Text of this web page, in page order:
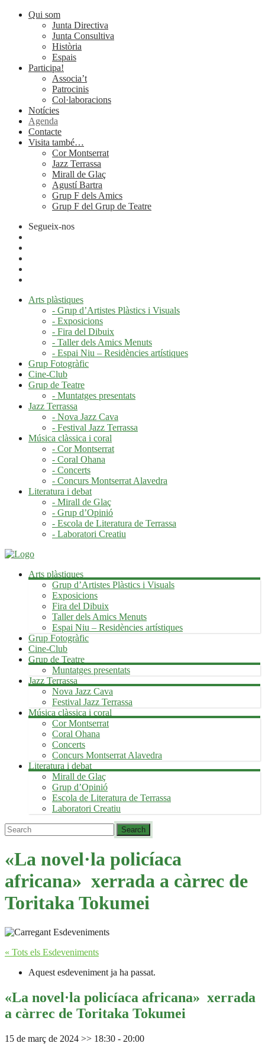
Qui som
Junta Directiva
Junta Consultiva
Història
Espais
Participa!
Associa’t
Patrocinis
Col·laboracions
Notícies
Agenda
Contacte
Visita també…
Cor Montserrat
Jazz Terrassa
Mirall de Glaç
Agustí Bartra
Grup F dels Amics
Grup F del Grup de Teatre
Segueix-nos
Arts plàstiques
- Grup d’Artistes Plàstics i Visuals
- Exposicions
- Fira del Dibuix
- Taller dels Amics Menuts
- Espai Niu – Residències artístiques
Grup Fotogràfic
Cine-Club
Grup de Teatre
- Muntatges presentats
Jazz Terrassa
- Nova Jazz Cava
- Festival Jazz Terrassa
Música clàssica i coral
- Cor Montserrat
- Coral Ohana
- Concerts
- Concurs Montserrat Alavedra
Literatura i debat
- Mirall de Glaç
- Grup d’Opinió
- Escola de Literatura de Terrassa
- Laboratori Creatiu
Arts plàstiques
Grup d’Artistes Plàstics i Visuals
Exposicions
Fira del Dibuix
Taller dels Amics Menuts
Espai Niu – Residències artístiques
Grup Fotogràfic
Cine-Club
Grup de Teatre
Muntatges presentats
Jazz Terrassa
Nova Jazz Cava
Festival Jazz Terrassa
Música clàssica i coral
Cor Montserrat
Coral Ohana
Concerts
Concurs Montserrat Alavedra
Literatura i debat
Mirall de Glaç
Grup d’Opinió
Escola de Literatura de Terrassa
Laboratori Creatiu
«La novel·la policíaca
africana» xerrada a càrrec de
Toritaka Tokumei
« Tots els Esdeveniments
Aquest esdeveniment ja ha passat.
«La novel·la policíaca africana» xerrada
a càrrec de Toritaka Tokumei
15 de març de 2024 >> 18:30 - 20:00